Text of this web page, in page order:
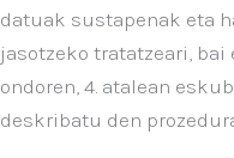
datuak sustapenak eta
jasotzeko tratatzeari, bai
ondoren, 4. atalean
deskribatu den